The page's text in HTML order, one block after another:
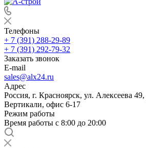
Телефоны
+ 7 (391) 288-29-89
+ 7 (391) 292-79-32
Заказать звонок
E-mail
sales@alx24.ru
Адрес
Россия, г. Красноярск, ул. Алексеева
Вертикали, офис 6-17
Режим работы
Время работы с 8:00 до 20:00